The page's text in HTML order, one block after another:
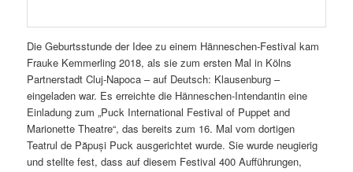
Die Geburtsstunde der Idee zu einem Hänneschen-Festival kam
Frauke Kemmerling 2018, als sie zum ersten Mal in Kölns
Partnerstadt Cluj-Napoca – auf Deutsch: Klausenburg –
eingeladen war. Es erreichte die Hänneschen-Intendantin eine
Einladung zum „Puck International Festival of Puppet and
Marionette Theatre“, das bereits zum 16. Mal vom dortigen
Teatrul de Păpuși Puck ausgerichtet wurde. Sie wurde neugierig
und stellte fest, dass auf diesem Festival 400 Aufführungen,